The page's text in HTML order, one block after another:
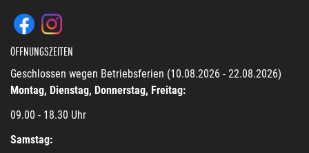
ÖFFNUNGSZEITEN
Geschlossen wegen Betriebsferien (10.08.2026 - 22.08.2026)
Montag, Dienstag, Donnerstag, Freitag:
09.00 - 18.30 Uhr
Samstag: